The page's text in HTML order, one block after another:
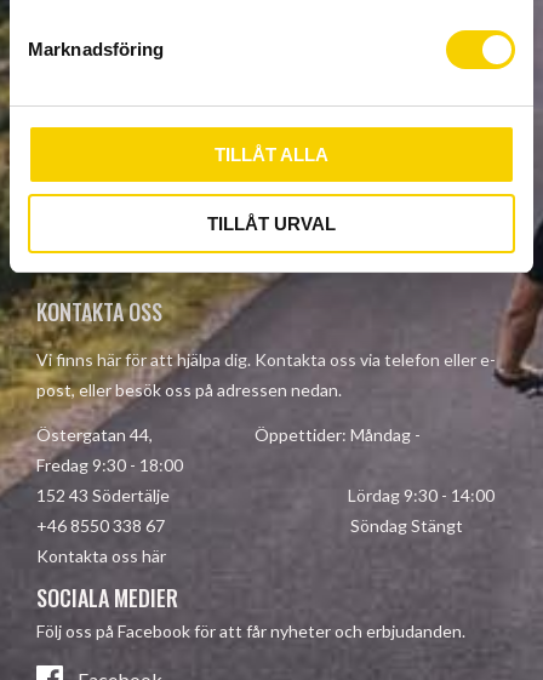
s
v
a
l
Marknadsföring
TILLÅT ALLA
TILLÅT URVAL
SUBSCRIBE
Your personal information is processed in accordance with our
privacy policy.
KONTAKTA OSS
Vi finns här för att hjälpa dig. Kontakta oss via telefon eller e-
post, eller besök oss på adressen nedan.
Östergatan 44, Öppettider: Måndag -
Fredag 9:30 - 18:00
152 43 Södertälje Lördag 9:30 - 14:00
+46 8550 338 67 Söndag Stängt
Kontakta oss här
SOCIALA MEDIER
Följ oss på Facebook för att får nyheter och erbjudanden.